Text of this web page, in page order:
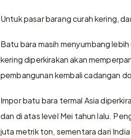
Untuk pasar barang curah kering,
Batu bara masih menyumbang
kering diperkirakan akan
pembangunan kembali cadangan
Impor batu bara termal Asia
dan di atas level Mei tahun lalu.
juta metrik ton, sementara dari